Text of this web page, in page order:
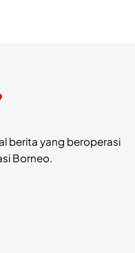
berita yang beroperasi
Borneo.